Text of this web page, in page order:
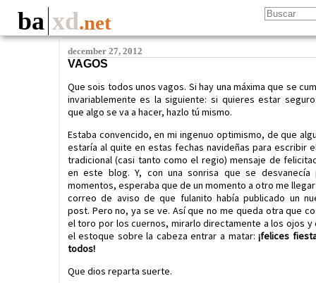
ba xd.net
december 27, 2012
VAGOS
Que sois todos unos vagos. Si hay una máxima que se
invariablemente es la siguiente: si quieres estar
que algo se va a hacer, hazlo tú mismo.
Estaba convencido, en mi ingenuo optimismo, de que
estaría al quite en estas fechas navideñas para escribir
tradicional (casi tanto como el regio) mensaje de
en este blog. Y, con una sonrisa que se desvanecía
momentos, esperaba que de un momento a otro me
correo de aviso de que fulanito había publicado un
post. Pero no, ya se ve. Así que no me queda otra que
el toro por los cuernos, mirarlo directamente a los ojos y
el estoque sobre la cabeza entrar a matar:¡felices
todos!
Que dios reparta suerte.